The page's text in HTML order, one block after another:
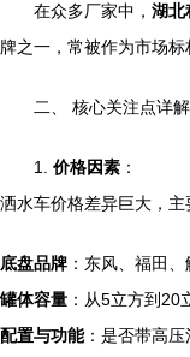
在众多厂家中， 湖北
牌之一，常被作为市场标
二、 核心关注点详解
1. 价格因素 ：
洒水车价格差异巨大，主
底盘品牌 ：东风、福田
罐体容量 ：从5立方到20
配置与功能：是否带高压